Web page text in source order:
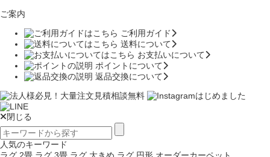
ご案内
ご利用ガイド
送料について
お支払いについて
ポイントについて
返品交換について
閉じる
人気のキーワード